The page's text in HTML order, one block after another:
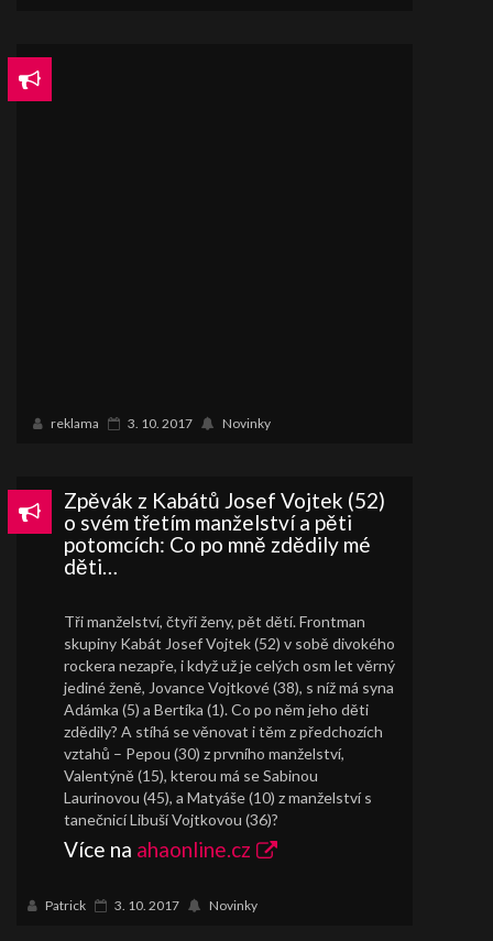
reklama 3. 10. 2017 Novinky
Zpěvák z Kabátů Josef Vojtek (52)
o svém třetím manželství a pěti
potomcích: Co po mně zdědily mé
děti…
Tři manželství, čtyři ženy, pět dětí. Frontman
skupiny Kabát Josef Vojtek (52) v sobě divokého
rockera nezapře, i když už je celých osm let věrný
jediné ženě, Jovance Vojtkové (38), s níž má syna
Adámka (5) a Bertíka (1). Co po něm jeho děti
zdědily? A stíhá se věnovat i těm z předchozích
vztahů – Pepou (30) z prvního manželství,
Valentýně (15), kterou má se Sabinou
Laurinovou (45), a Matyáše (10) z manželství s
tanečnicí Libuší Vojtkovou (36)?
Více na ahaonline.cz
Patrick 3. 10. 2017 Novinky